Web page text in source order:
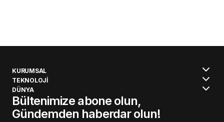
KURUMSAL
TEKNOLOJİ
DÜNYA
Bültenimize abone olun,
Gündemden haberdar olun!